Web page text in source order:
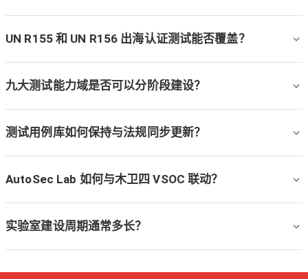
UN R155 和 UN R156 出海认证测试能否覆盖？
九大测试能力域是否可以分阶段建设？
测试用例库如何保持与法规同步更新？
AutoSec Lab 如何与木卫四 VSOC 联动？
实验室建设周期通常多长？